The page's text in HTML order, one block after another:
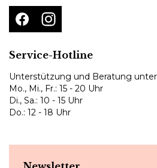
Service-Hotline
Unterstützung und Beratung
Mo., Mi., Fr.: 15 - 20 Uhr
Di., Sa.: 10 - 15 Uhr
Do.: 12 - 18 Uhr